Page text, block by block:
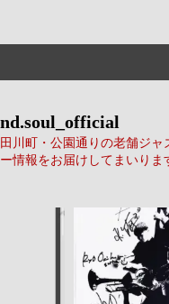
川町・公園通りの老舗ジャ
情報をお届けしてまいりま